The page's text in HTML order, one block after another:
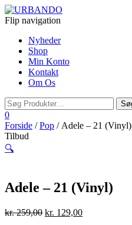
Flip navigation
Nyheder
Shop
Min Konto
Kontakt
Om Os
0
Forside /Pop / Adele – 21 (Vinyl)
Tilbud
🔍
Adele – 21 (Vinyl)
kr.259,00 kr. 129,00